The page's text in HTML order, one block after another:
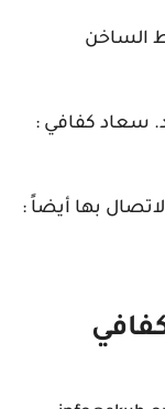
الساخن
سعاد كفافي :
بها أيضاً :